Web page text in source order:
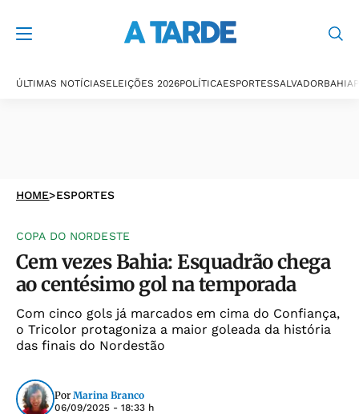
ÚLTIMAS NOTÍCIASELEIÇÕES 2026POLÍTICAESPORTESSALVADORBAHIA
HOME>ESPORTES
COPA DO NORDESTE
Cem vezes Bahia: Esquadrão chega
ao centésimo gol na temporada
Com cinco gols já marcados em cima do Confiança,
o Tricolor protagoniza a maior goleada da história
das finais do Nordestão
Por Marina Branco
06/09/2025 - 18:33 h